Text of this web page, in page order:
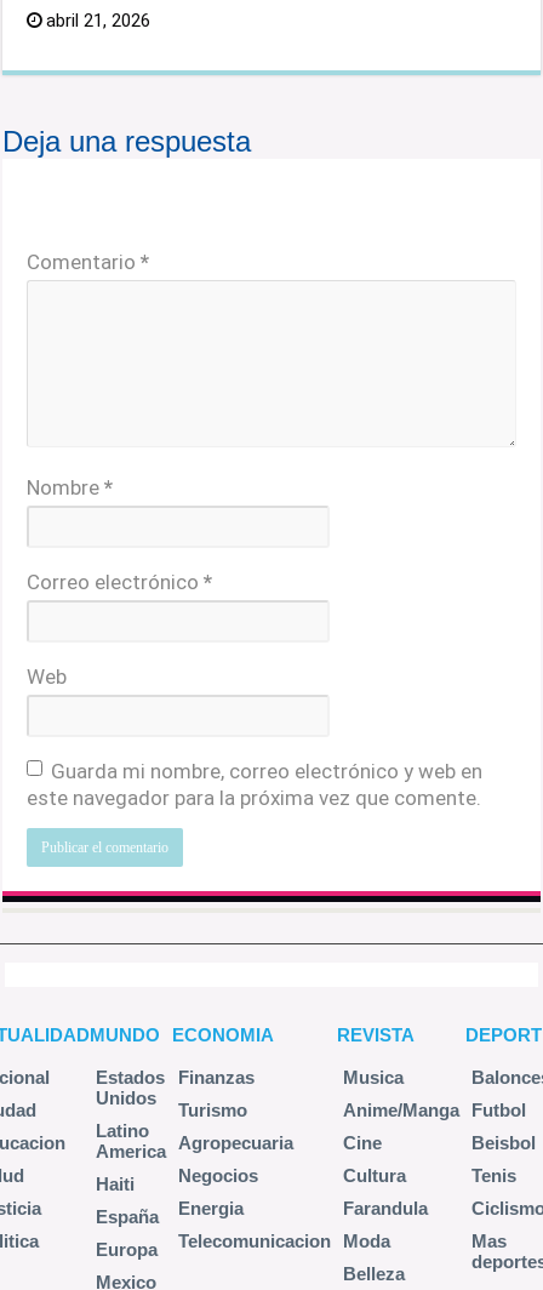
abril 21, 2026
Deja una respuesta
Comentario*
Nombre*
Correo electrónico*
Web
Guarda mi nombre, correo electrónico y web en
este navegador para la próxima vez que comente.
MUNDO
Estados
Unidos
Latino
America
Haiti
España
Europa
Mexico
ECONOMIA
Finanzas
Turismo
Agropecuaria
Negocios
Energia
Telecomunicacion
REVISTA
Musica
Anime/Manga
Cine
Cultura
Farandula
Moda
Belleza
Futbol
Beisbol
Tenis
Mas